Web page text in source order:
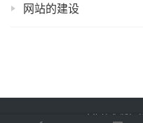
网站的建设
Copyright © 2025 金海技术 版权